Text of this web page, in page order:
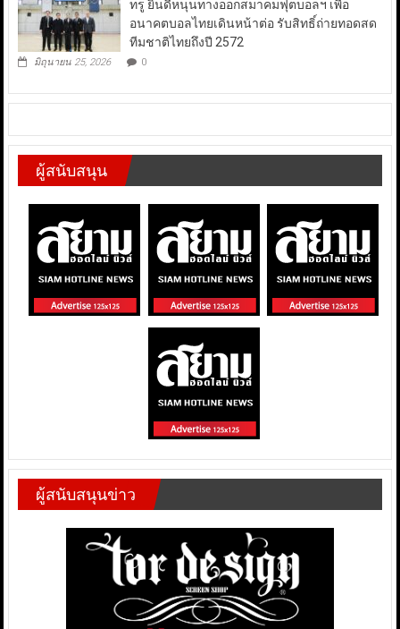
ทรู ยินดีหนุนทางออกสมาคมฟุตบอลฯ เพื่อ
อนาคตบอลไทยเดินหน้าต่อ รับสิทธิ์ถ่ายทอดสด
ทีมชาติไทยถึงปี 2572
มิถุนายน 25, 2026 0
ผู้สนับสนุน
ผู้สนับสนุนข่าว